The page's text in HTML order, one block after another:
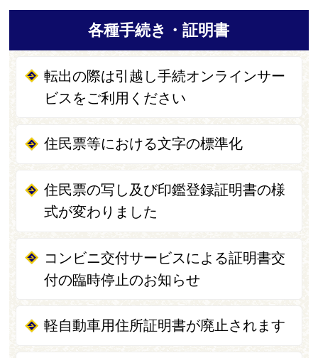
各種手続き・証明書
転出の際は引越し手続オンラインサー
ビスをご利用ください
住民票等における文字の標準化
住民票の写し及び印鑑登録証明書の様
式が変わりました
コンビニ交付サービスによる証明書交
付の臨時停止のお知らせ
軽自動車用住所証明書が廃止されます